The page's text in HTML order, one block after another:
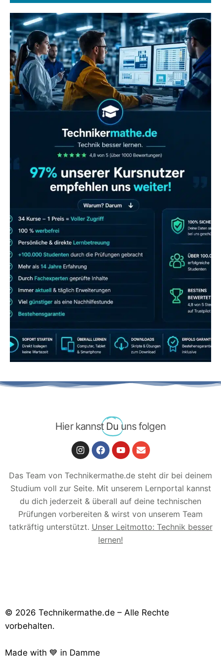
LERNEN
Hier kannst Du uns folgen
Das Team von Technikermathe.de steht dir bei deinem
Studium voll zur Seite. Mit unserem Lernportal kannst
du dich jederzeit & überall auf deine technischen
Prüfungen vorbereiten & wirst von unserem Team
tatkräftig unterstützt. Unser Leitmotto: Technik besser
lernen!
© 2026 Technikermathe.de – Alle Rechte
vorbehalten.
Made with 💙 in Damme